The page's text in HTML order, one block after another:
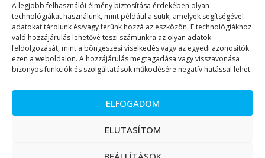
A legjobb felhasználói élmény biztosítása érdekében olyan
technológiákat használunk, mint például a sütik, amelyek segítségével
adatokat tárolunk és/vagy férünk hozzá az eszközön. E technológiákhoz
való hozzájárulás lehetővé teszi számunkra az olyan adatok
feldolgozását, mint a böngészési viselkedés vagy az egyedi azonosítók
ezen a weboldalon. A hozzájárulás megtagadása vagy visszavonása
bizonyos funkciók és szolgáltatások működésére negatív hatással lehet.
ELFOGADOM
ELUTASÍTOM
KÜLDÉS
Copyright © 2023. Minden jog fenntartva. – Conductive Kereskedelmi és